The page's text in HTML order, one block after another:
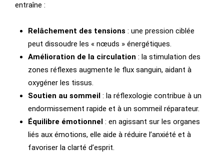
entraîne :
Relâchement des tensions : une pression ciblée
peut dissoudre les « nœuds » énergétiques.
Amélioration de la circulation : la stimulation des
zones réflexes augmente le flux sanguin, aidant à
oxygéner les tissus.
Soutien au sommeil : la réflexologie contribue à un
endormissement rapide et à un sommeil réparateur.
Équilibre émotionnel : en agissant sur les organes
liés aux émotions, elle aide à réduire l’anxiété et à
favoriser la clarté d’esprit.